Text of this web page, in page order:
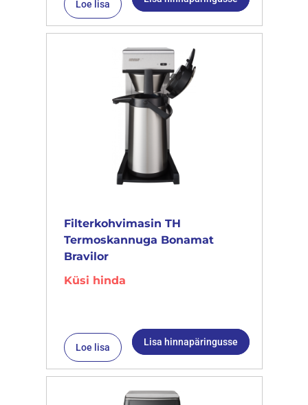
Loe lisa
Filterkohvimasin TH
Termoskannuga Bonamat
Bravilor
Küsi hinda
Loe lisa Lisa hinnapäringusse